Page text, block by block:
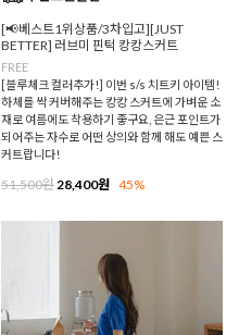
[📢베스트1위상품/3차입고][JUST
BETTER] 러브미 핀턱 캉캉스커트
FREE
[블루체크 컬러추가!] 이번 s/s 치트키 아이템!
하체를 싹 커버해주는 캉캉 스커트에 가벼운 소
재로 여름에도 착용하기 좋구요, 은근 포인트가
되어주는 자수로 어떤 상의와 함께 해도 예쁜 스
커트랍니다!
51,500원28,400원 45%